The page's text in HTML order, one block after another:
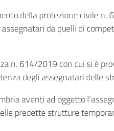
della protezione civile
da quelli di
n. 614/2019 con cui si è
degli assegnatari delle
aventi ad oggetto
predette strutture